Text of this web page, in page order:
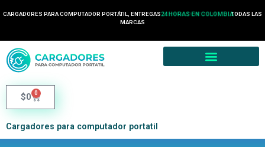
CARGADORES PARA COMPUTADOR PORTÁTIL, ENTREGAS 2 HORA EN MEDELLÍN
24 HORAS EN COLOMBIATODAS LAS
MARCAS
$0 0
Cargadores para computador portatil